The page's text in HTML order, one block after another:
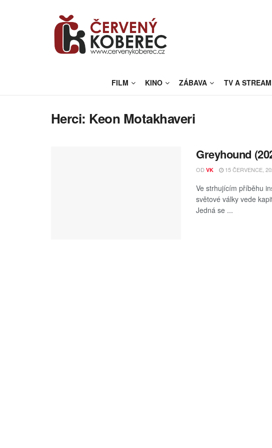
FILM KINO ZÁBAVA TV A STREAM
Herci: Keon Motakhaveri
Greyhound
OD VK 15 ČERVENCE,
Ve strhujícím příběhu
světové války vede
Jedná se ...